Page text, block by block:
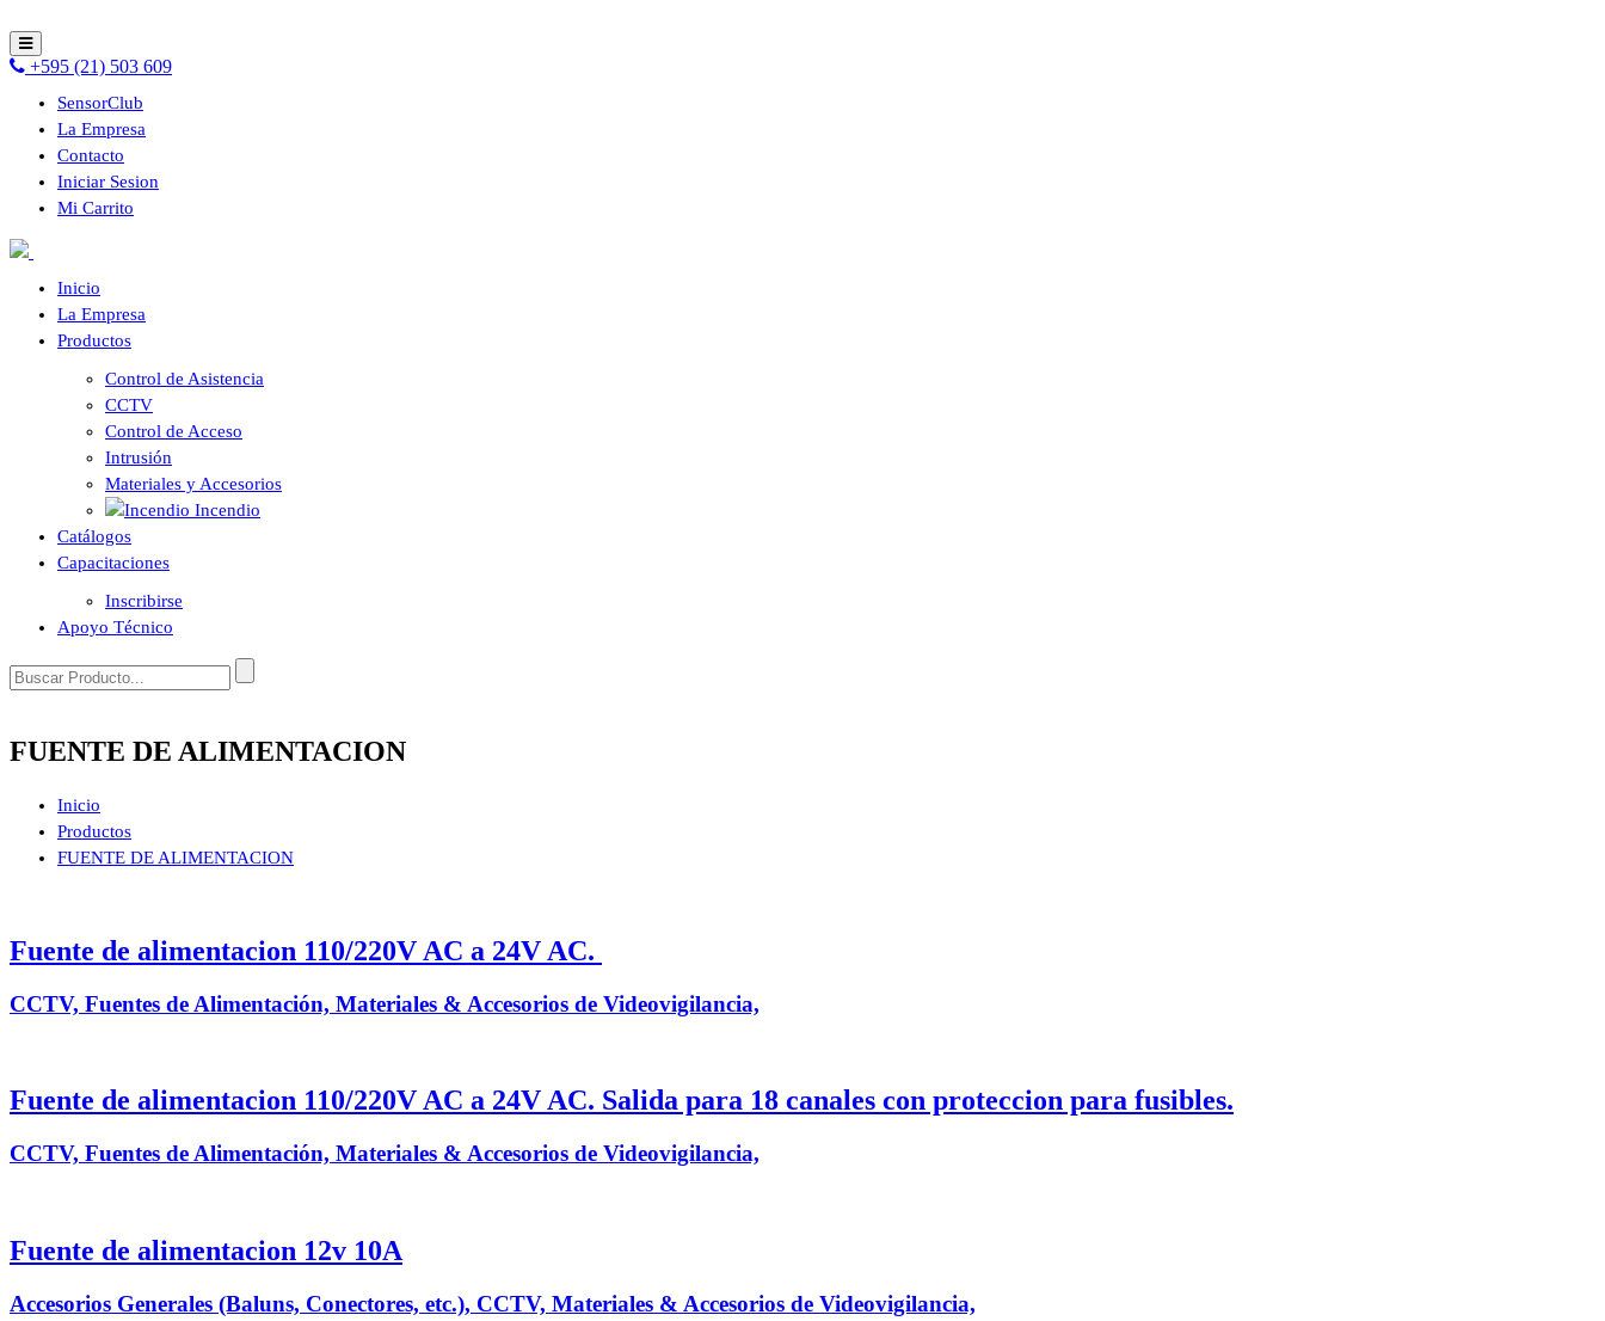
+595 (21) 503 609
SensorClub
La Empresa
Contacto
Iniciar Sesion
Mi Carrito
Inicio
La Empresa
Productos
Control de Asistencia
CCTV
Control de Acceso
Intrusión
Materiales y Accesorios
Incendio
Catálogos
Capacitaciones
Inscribirse
Apoyo Técnico
FUENTE DE ALIMENTACION
Inicio
Productos
FUENTE DE ALIMENTACION
Fuente de alimentacion 110/220V AC a 24V AC.
CCTV, Fuentes de Alimentación, Materiales & Accesorios de Videovigilancia,
Fuente de alimentacion 110/220V AC a 24V AC. Salida para 18 canales con proteccion para fusibles.
CCTV, Fuentes de Alimentación, Materiales & Accesorios de Videovigilancia,
Fuente de alimentacion 12v 10A
Accesorios Generales (Baluns, Conectores, etc.), CCTV, Materiales & Accesorios de Videovigilancia,